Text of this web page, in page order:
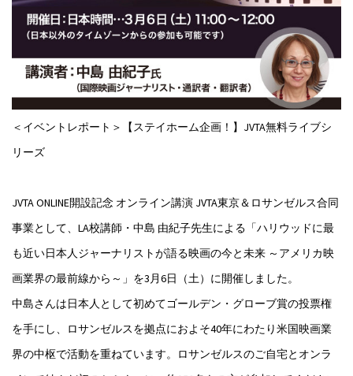
＜イベントレポート＞【ステイホーム企画！】JVTA無料ライブシ
リーズ
JVTA ONLINE開設記念 オンライン講演 JVTA東京＆ロサンゼルス合同
事業として、LA校講師・中島 由紀子先生による「ハリウッドに最
も近い日本人ジャーナリストが語る映画の今と未来 ～アメリカ映
画業界の最前線から～」を3月6日（土）に開催しました。
中島さんは日本人として初めてゴールデン・グローブ賞の投票権
を手にし、ロサンゼルスを拠点におよそ40年にわたり米国映画業
界の中枢で活動を重ねています。ロサンゼルスのご自宅とオンラ